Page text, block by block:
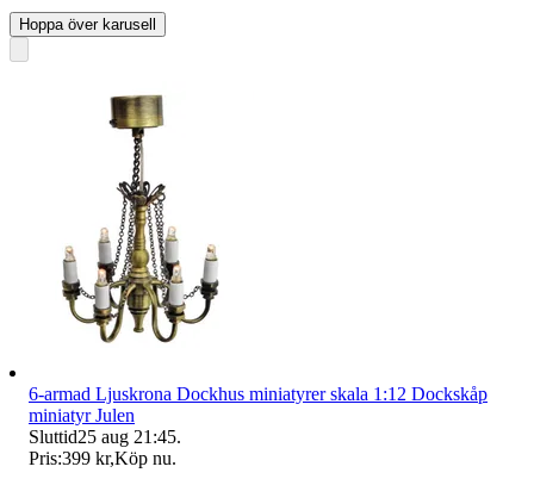
Hoppa över karusell
6-armad Ljuskrona Dockhus miniatyrer skala 1:12 Dockskåp
miniatyr Julen
Sluttid25 aug 21:45.
Pris:399 kr,Köp nu.